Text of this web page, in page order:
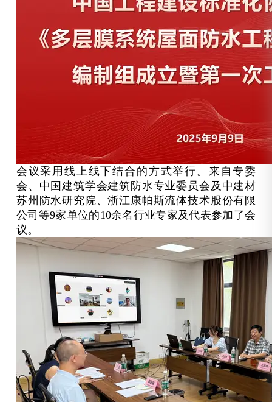
会议采用线上线下结合的方式举行。来自专委
会、中国建筑学会建筑防水专业委员会及中建材
苏州防水研究院、浙江康帕斯流体技术股份有限
公司等9家单位的10余名行业专家及代表参加了会
议。